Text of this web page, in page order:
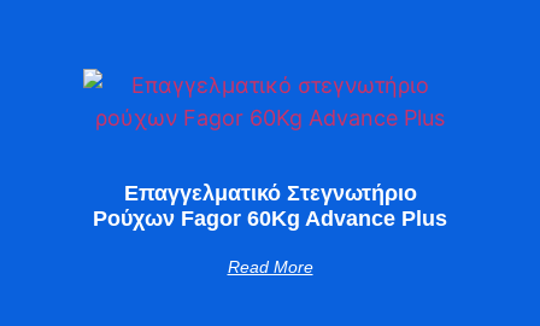
Επαγγελματικό Στεγνωτήριο
Ρούχων Fagor 60Kg Advance Plus
Read More